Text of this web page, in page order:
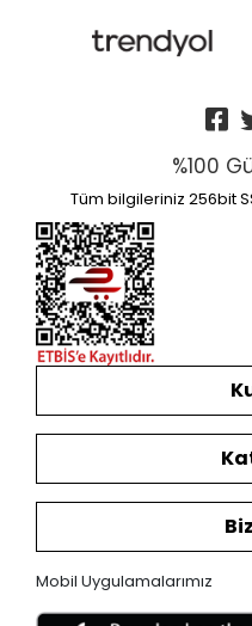
%100
Tüm bilgileriniz 256bit
Mobil Uygulamalarımız